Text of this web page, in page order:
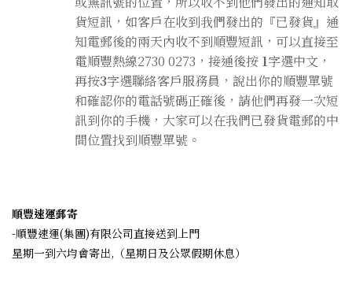
貨短訊，如客戶在收到我們發出的 『已發貨』通
知電郵後的兩天內收不到順豐短訊，可以直接至
電順豐熱線2730 0273，接通後按 1字選中文，
再按3字選聯絡客戶服務員，說出你的順豐單號
和確認你的電話號碼正確後，請他們再發一次短
訊到你的手機，大家可以在我們已發貨電郵的中
間位置找到順豐單號。
順豐速運郵寄
-順豐速運(集團)有限公司直接送到上門
星期一到六均會寄出,（星期日及公眾假期休息）